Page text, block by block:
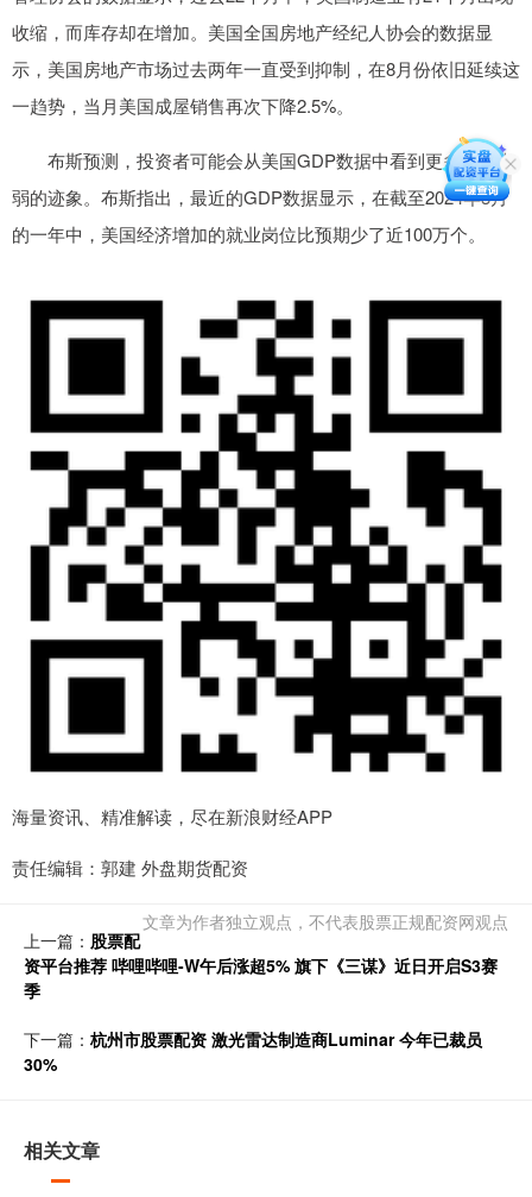
收缩，而库存却在增加。美国全国房地产经纪人协会的数据显
示，美国房地产市场过去两年一直受到抑制，在8月份依旧延续这
一趋势，当月美国成屋销售再次下降2.5%。
布斯预测，投资者可能会从美国GDP数据中看到更多经济走
弱的迹象。布斯指出，最近的GDP数据显示，在截至2024年3月
的一年中，美国经济增加的就业岗位比预期少了近100万个。
海量资讯、精准解读，尽在新浪财经APP
责任编辑：郭建 外盘期货配资
文章为作者独立观点，不代表股票正规配资网观点
上一篇： 股票配
资平台推荐 哔哩哔哩-W午后涨超5% 旗下《三谋》近日开启S3赛
季
下一篇： 杭州市股票配资 激光雷达制造商Luminar 今年已裁员
30%
相关文章